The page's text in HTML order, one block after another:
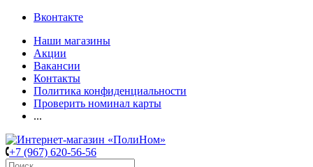
Вконтакте
Наши магазины
Акции
Вакансии
Контакты
Политика конфиденциальности
Проверить номинал карты
...
+7 (967) 620-56-56